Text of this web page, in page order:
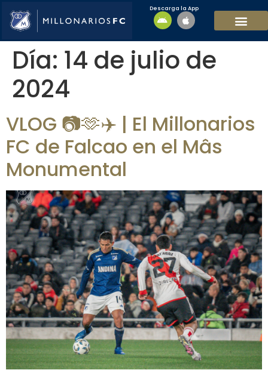
Descarga la App
Día: 14 de julio de
2024
VLOG 📷🫶✈️ | El Millonarios
FC de Falcao en el Mâs
Monumental